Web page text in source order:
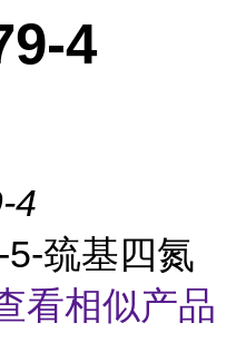
4
4
巯基四氮
看相似产品